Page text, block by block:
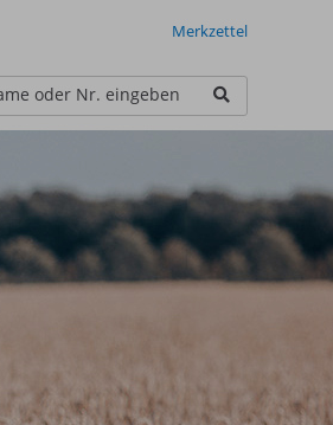
Merkzettel
oder Nr. eingeben